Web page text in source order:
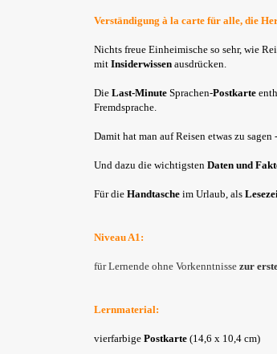
Verständigung à la carte für alle, die
Nichts freue Einheimische so sehr, wie
mit Insiderwissen ausdrücken.
Die Last-Minute Sprachen-Postkarte
Fremdsprache.
Damit hat man auf Reisen etwas zu sagen
Und dazu die wichtigsten Daten und
Für die Handtasche im Urlaub, als
Niveau A1:
für Lernende ohne Vorkenntnisse zur
Lernmaterial:
vierfarbige Postkarte (14,6 x 10,4 cm)